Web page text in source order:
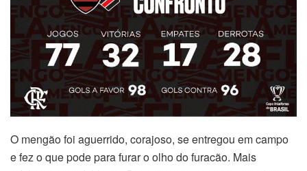
O mengão foi aguerrido, corajoso, se entregou em campo
e fez o que pode para furar o olho do furacão. Mais